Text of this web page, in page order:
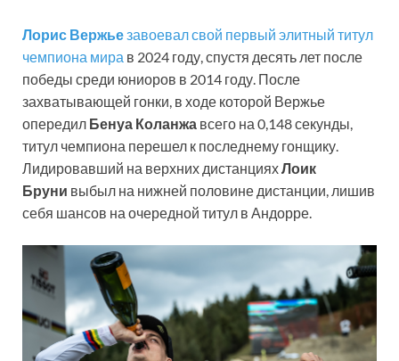
Лорис Вержьезавоевал свой первый элитный титул
чемпиона мира в 2024 году, спустя десять лет после
победы среди юниоров в 2014 году. После
захватывающей гонки, в ходе которой Вержье
опередил Бенуа Коланжа всего на 0,148 секунды,
титул чемпиона перешел к последнему гонщику.
Лидировавший на верхних дистанцияхЛоик
Бруни выбыл на нижней половине дистанции, лишив
себя шансов на очередной титул в Андорре.